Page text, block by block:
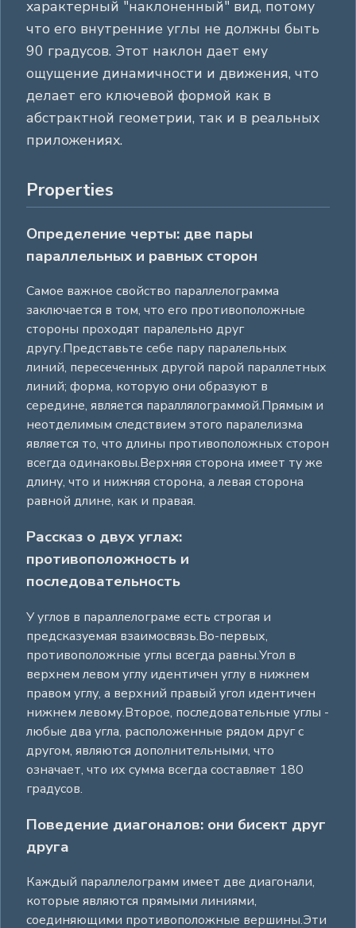
характерный "наклоненный" вид, потому
что его внутренние углы не должны быть
90 градусов. Этот наклон дает ему
ощущение динамичности и движения, что
делает его ключевой формой как в
абстрактной геометрии, так и в реальных
приложениях.
Properties
Определение черты: две пары
параллельных и равных сторон
Самое важное свойство параллелограмма
заключается в том, что его противоположные
стороны проходят паралельно друг
другу.Представьте себе пару паралельных
линий, пересеченных другой парой параллетных
линий; форма, которую они образуют в
середине, является параллялограммой.Прямым и
неотделимым следствием этого паралелизма
является то, что длины противоположных сторон
всегда одинаковы.Верхняя сторона имеет ту же
длину, что и нижняя сторона, а левая сторона
равной длине, как и правая.
Рассказ о двух углах:
противоположность и
последовательность
У углов в параллелограме есть строгая и
предсказуемая взаимосвязь.Во-первых,
противоположные углы всегда равны.Угол в
верхнем левом углу идентичен углу в нижнем
правом углу, а верхний правый угол идентичен
нижнем левому.Второе, последовательные углы -
любые два угла, расположенные рядом друг с
другом, являются дополнительными, что
означает, что их сумма всегда составляет 180
градусов.
Поведение диагоналов: они бисект друг
друга
Каждый параллелограмм имеет две диагонали,
которые являются прямыми линиями,
соединяющими противоположные вершины.Эти